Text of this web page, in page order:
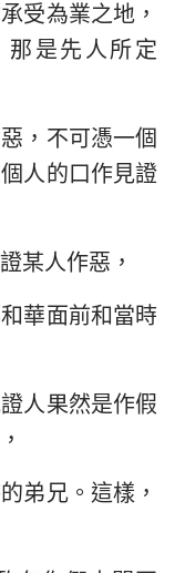
20
21
34
受為業之地，
是先人所定
，不可憑一個
人的口作見證
某人作惡，
華面前和當時
人果然是作假
弟兄。這樣，